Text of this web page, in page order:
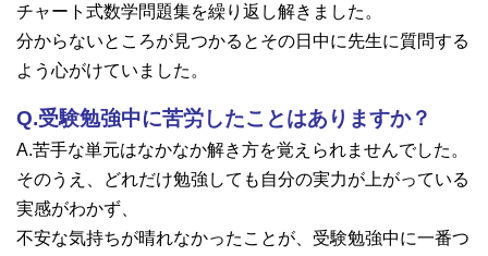
入試案内
サイト案内
在校生専用
チャート式数学問題集を繰り返し解きました。
分からないところが見つかるとその日中に先生に質問する
よう心がけていました。
Q.受験勉強中に苦労したことはありますか？
A.苦手な単元はなかなか解き方を覚えられませんでした。
そのうえ、どれだけ勉強しても自分の実力が上がっている
実感がわかず、
不安な気持ちが晴れなかったことが、受験勉強中に一番つ